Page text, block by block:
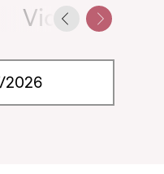
Videos of
Previous
Next